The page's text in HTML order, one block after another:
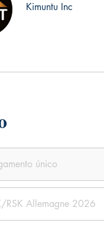
Kimuntu Inc
único
RSK Allemagne 2026